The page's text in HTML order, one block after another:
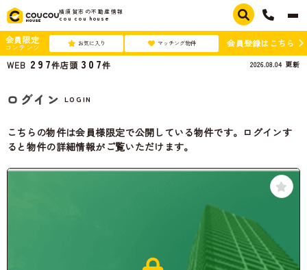
横須賀市の不動産情報
cou cou house
会員限定
コンテンツ お気に入り マッチング物件
会員登録はこちら
WEB 297件店頭 307件 2026.08.04 更新
ログイン LOGIN
こちらの物件は会員様限定で公開している物件です。ログインす
ると物件の詳細情報がご覧いただけます。